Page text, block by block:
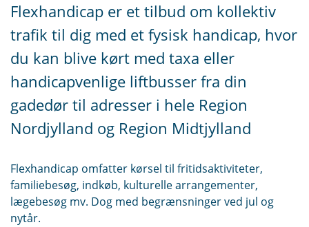
Flexhandicap er et tilbud om kollektiv
trafik til dig med et fysisk handicap, hvor
du kan blive kørt med taxa eller
handicapvenlige liftbusser fra din
gadedør til adresser i hele Region
Nordjylland og Region Midtjylland
Flexhandicap omfatter kørsel til fritidsaktiviteter,
familiebesøg, indkøb, kulturelle arrangementer,
lægebesøg mv. Dog med begrænsninger ved jul og
nytår.